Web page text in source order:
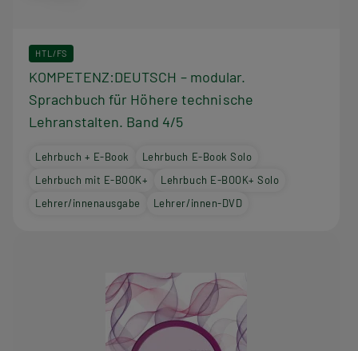
HTL/FS
KOMPETENZ:DEUTSCH – modular.
Sprachbuch für Höhere technische
Lehranstalten. Band 4/5
Lehrbuch + E-Book
Lehrbuch E-Book Solo
Lehrbuch mit E-BOOK+
Lehrbuch E-BOOK+ Solo
Lehrer/innenausgabe
Lehrer/innen-DVD